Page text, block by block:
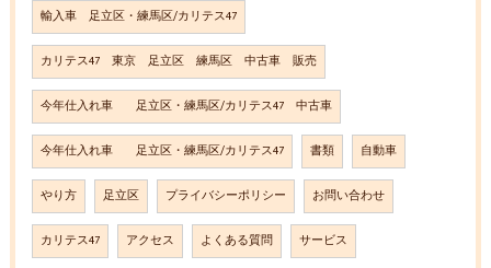
輸入車 足立区・練馬区/カリテス47
カリテス47 東京 足立区 練馬区 中古車 販売
今年仕入れ車 足立区・練馬区/カリテス47 中古車
今年仕入れ車 足立区・練馬区/カリテス47 書類 自動車
やり方 足立区 プライバシーポリシー お問い合わせ
カリテス47 アクセス よくある質問 サービス